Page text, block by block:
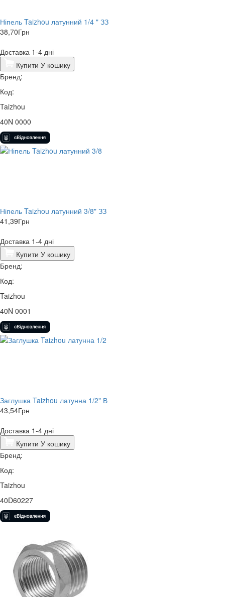
Ніпель Taizhou латунний 1/4 " ЗЗ
38,70Грн
Доставка 1-4 дні
Купити У кошику
Бренд:
Код:
Taizhou
40N 0000
Ніпель Taizhou латунний 3/8" ЗЗ
41,39Грн
Доставка 1-4 дні
Купити У кошику
Бренд:
Код:
Taizhou
40N 0001
Заглушка Taizhou латунна 1/2" В
43,54Грн
Доставка 1-4 дні
Купити У кошику
Бренд:
Код:
Taizhou
40D60227